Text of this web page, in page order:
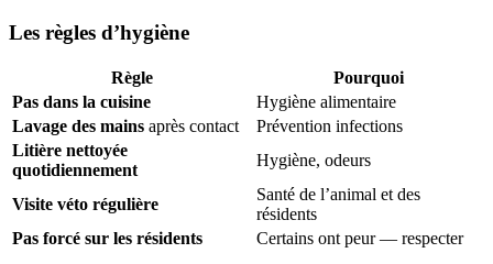
Les règles d’hygiène
Règle
Pourquoi
Pas dans la cuisine
Hygiène alimentaire
Lavage des mains après contact
Prévention infections
Litière nettoyée
quotidiennement
Hygiène, odeurs
Visite véto régulière
Santé de l’animal et des
résidents
Pas forcé sur les résidents
Certains ont peur — respecter